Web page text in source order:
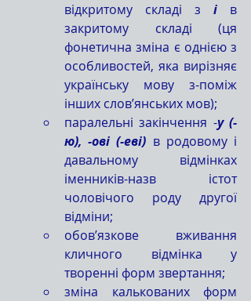
відкритому складі з і в
закритому складі (ця
фонетична зміна є однією з
особливостей, яка вирізняє
українську мову з-поміж
інших слов’янських мов);
паралельні закінчення -у (-
ю), -ові (-еві) в родовому і
давальному відмінках
іменників-назв істот
чоловічого роду другої
відміни;
обов’язкове вживання
кличного відмінка у
творенні форм звертання;
зміна калькованих форм